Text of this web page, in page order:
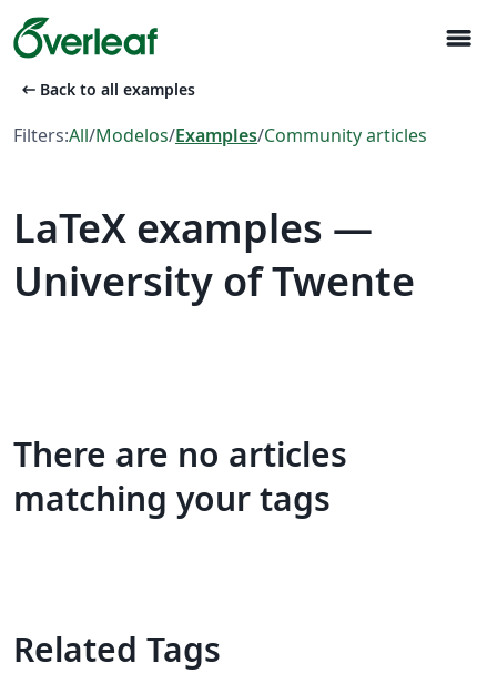
menu
arrow_left_alt Back to all examples
Filters:All/Modelos/Examples/Community articles
LaTeX examples —
University of Twente
There are no articles
matching your tags
Related Tags